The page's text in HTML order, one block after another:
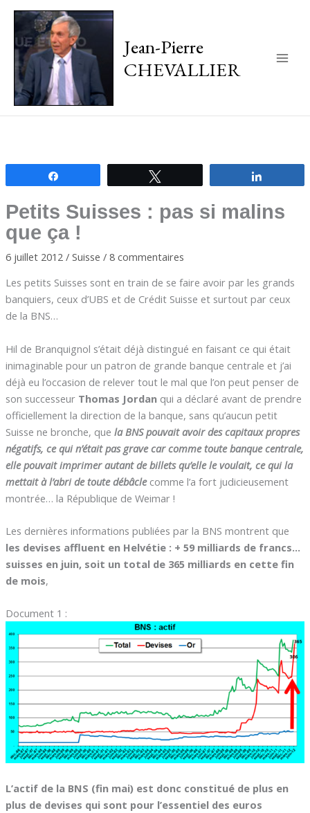
Jean-Pierre
CHEVALLIER
Petits Suisses : pas si malins
que ça !
6 juillet 2012 / Suisse / 8 commentaires
Les petits Suisses sont en train de se faire avoir par les grands
banquiers, ceux d’UBS et de Crédit Suisse et surtout par ceux
de la BNS…
Hil de Branquignol s’était déjà distingué en faisant ce qui était
inimaginable pour un patron de grande banque centrale et j’ai
déjà eu l’occasion de relever tout le mal que l’on peut penser de
son successeur Thomas Jordan qui a déclaré avant de prendre
officiellement la direction de la banque, sans qu’aucun petit
Suisse ne bronche, que la BNS pouvait avoir des capitaux propres
négatifs, ce qui n’était pas grave car comme toute banque centrale,
elle pouvait imprimer autant de billets qu’elle le voulait, ce qui la
mettait à l’abri de toute débâclecomme l’a fort judicieusement
montrée… la République de Weimar !
Les dernières informations publiées par la BNS montrent que
les devises affluent en Helvétie : + 59 milliards de francs…
suisses en juin, soit un total de 365 milliards en cette fin
de mois,
Document 1 :
L’actif de la BNS (fin mai) est donc constitué de plus en
plus de devises qui sont pour l’essentiel des euros